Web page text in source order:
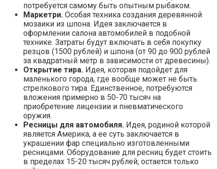
потребуется самому быть опытным рыбаком.
Маркетри. Особая техника создания деревянной
мозаики из шпона. Идея заключается в
оформлении салона автомобилей в подобной
технике. Затраты будут включать в себя покупку
резцов (1500 рублей) и шпона (от 90 до 900 рублей
за квадратный метр в зависимости от древесины).
Открытие тира. Идея, которая подойдет для
маленького города, где вообще может не быть
стрелкового тира. Единственное, потребуются
вложения примерно в 50-70 тысяч на
приобретение лицензии и пневматического
оружия.
Ресницы для автомобиля. Идея, родиной которой
является Америка, а ее суть заключается в
украшении фар специально изготовленными
ресницами. Оборудование для ресниц будет стоить
в пределах 15-20 тысяч рублей, остается только